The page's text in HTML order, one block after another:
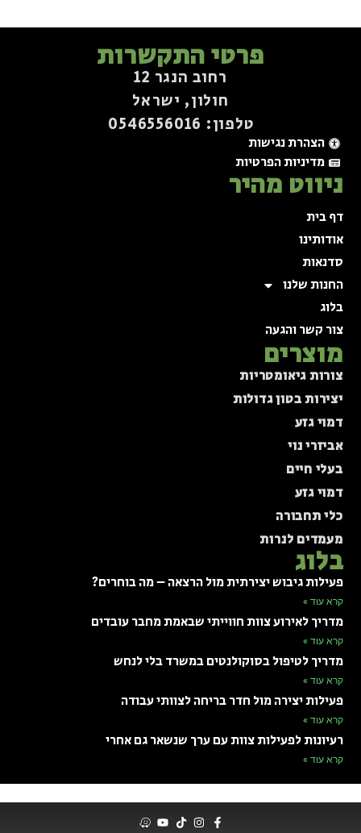
פרטי התקשרות
רחוב הנגר 12
חולון, ישראל
טלפון: 0546556016⁩
הצהרת נגישות
מדיניות הפרטיות
ניווט מהיר
דף בית
אודותינו
סדנאות
החנות שלנו
בלוג
צור קשר והגעה
מוצרים
צורות גיאומטריות
יצירות בטון גדולות
דמוי גזע
אביזרי נוי
בעלי חיים
דמוי גזע
כלי תחבורה
מעמדים לנרות
בלוג
פעילות גיבוש יצירתית מול הרצאה – מה בוחרים?
קרא עוד »
מדריך לאירוע צוות חווייתי שבאמת מחבר עובדים
קרא עוד »
מדריך לטיפול בסוקולנטים במשרד בלי לנחש
קרא עוד »
פעילות יצירה מול חדר בריחה לצוותי עבודה
קרא עוד »
רעיונות לפעילות צוות עם ערך שנשאר גם אחרי
קרא עוד »